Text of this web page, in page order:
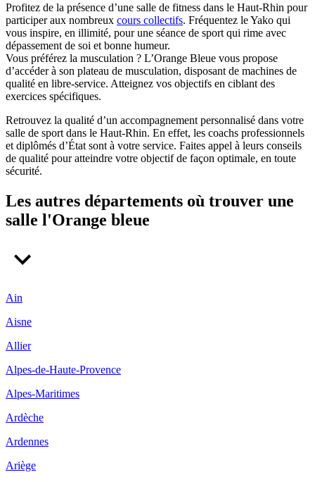
Profitez de la présence d’une salle de fitness dans le Haut‑Rhin pour
participer aux nombreux cours collectifs. Fréquentez le Yako qui
vous inspire, en illimité, pour une séance de sport qui rime avec
dépassement de soi et bonne humeur.
Vous préférez la musculation ? L’Orange Bleue vous propose
d’accéder à son plateau de musculation, disposant de machines de
qualité en libre-service. Atteignez vos objectifs en ciblant des
exercices spécifiques.
Retrouvez la qualité d’un accompagnement personnalisé dans votre
salle de sport dans le Haut‑Rhin. En effet, les coachs professionnels
et diplômés d’État sont à votre service. Faites appel à leurs conseils
de qualité pour atteindre votre objectif de façon optimale, en toute
sécurité.
Les autres départements où trouver une
salle l'Orange bleue
Ain
Aisne
Allier
Alpes-de-Haute-Provence
Alpes-Maritimes
Ardèche
Ardennes
Ariège